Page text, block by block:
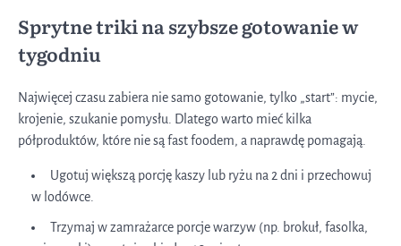
Sprytne triki na szybsze gotowanie w
tygodniu
Najwięcej czasu zabiera nie samo gotowanie, tylko „start”: mycie,
krojenie, szukanie pomysłu. Dlatego warto mieć kilka
półproduktów, które nie są fast foodem, a naprawdę pomagają.
Ugotuj większą porcję kaszy lub ryżu na 2 dni i przechowuj
w lodówce.
Trzymaj w zamrażarce porcje warzyw (np. brokuł, fasolka,